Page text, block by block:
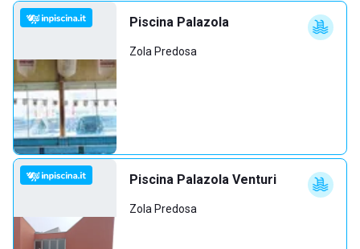
Piscina Palazola
Zola Predosa
Piscina Palazola Venturi
Zola Predosa